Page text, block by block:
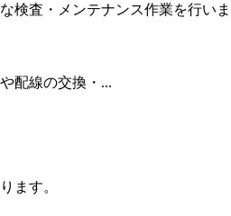
検査・メンテナンス作業を行
配線の交換・...
ます。